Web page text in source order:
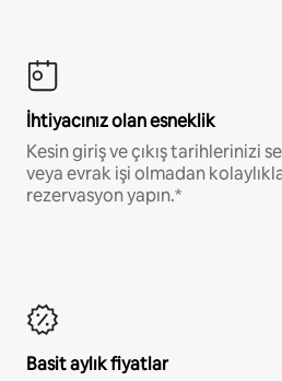
İhtiyacınız olan esneklik
Kesin giriş ve çıkış tarihlerinizi
veya evrak işi olmadan
rezervasyon yapın.*
Basit aylık fiyatlar